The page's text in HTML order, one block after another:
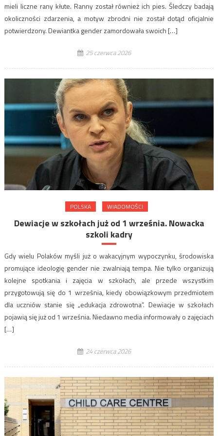
mieli liczne rany kłute. Ranny został również ich pies. Śledczy badają
okoliczności zdarzenia, a motyw zbrodni nie został dotąd oficjalnie
potwierdzony. Dewiantka gender zamordowała swoich […]
25 czerwca 2026
POLSKA WIADOMOŚCI
Dewiacje w szkołach już od 1 września. Nowacka
szkoli kadry
Gdy wielu Polaków myśli już o wakacyjnym wypoczynku, środowiska
promujące ideologię gender nie zwalniają tempa. Nie tylko organizują
kolejne spotkania i zajęcia w szkołach, ale przede wszystkim
przygotowują się do 1 września, kiedy obowiązkowym przedmiotem
dla uczniów stanie się „edukacja zdrowotna”. Dewiacje w szkołach
pojawią się już od 1 września. Niedawno media informowały o zajęciach
[…]
24 czerwca 2026